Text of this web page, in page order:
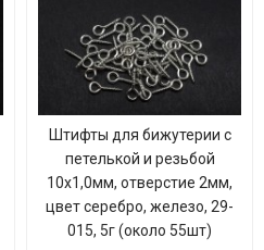
Штифты для бижутерии с
петелькой и резьбой
10х1,0мм, отверстие 2мм,
цвет серебро, железо, 29-
015, 5г (около 55шт)